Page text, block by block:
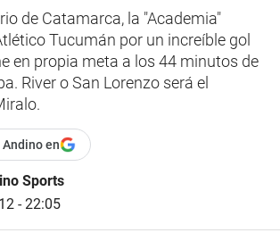
de Catamarca, la "Academia"
Tucumán por un increíble gol
en propia meta a los 44 minutos de
River o San Lorenzo será el
en
Sports
- 22:05